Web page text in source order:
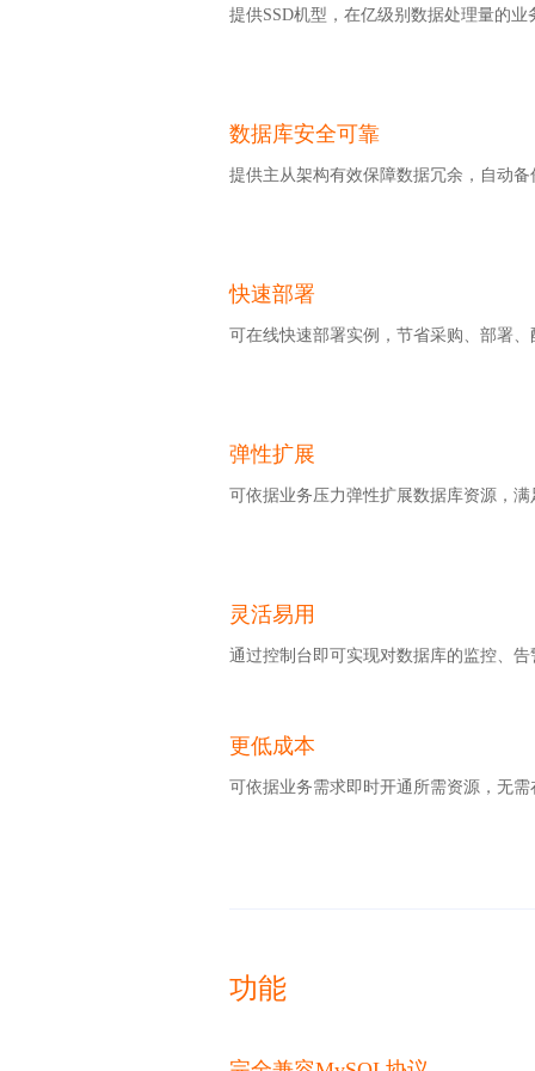
提供SSD机型，在亿级别数据处理量的
数据库安全可靠
提供主从架构有效保障数据冗余，自动
快速部署
可在线快速部署实例，节省采购、部署
弹性扩展
可依据业务压力弹性扩展数据库资源，
灵活易用
通过控制台即可实现对数据库的监控、
更低成本
可依据业务需求即时开通所需资源，无
功能